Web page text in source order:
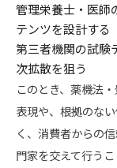
管理栄養士・医師
テンツを設計する
第三者機関の試験
次拡散を狙う
このとき、薬機法
表現や、根拠のな
く、消費者からの
門家を交えて行う